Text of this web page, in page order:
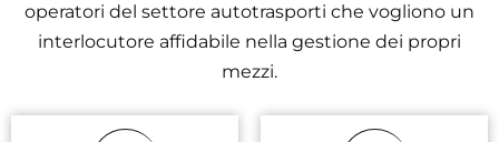
operatori del settore autotrasporti che vogliono un
interlocutore affidabile nella gestione dei propri
mezzi.